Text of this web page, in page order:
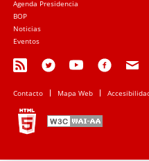
Agenda Presidencia
BOP
Noticias
Eventos
Contacto Mapa Web